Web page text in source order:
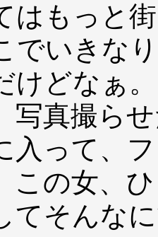
もっと
でいきな
どなぁ。
真撮ら
入って、
この女、
てそんな